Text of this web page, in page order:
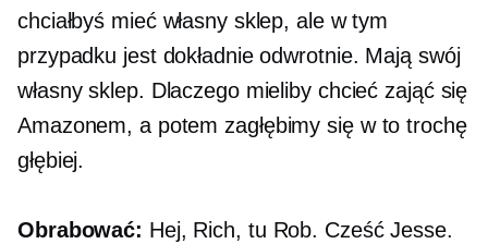
chciałbyś mieć własny sklep, ale w tym
przypadku jest dokładnie odwrotnie. Mają swój
własny sklep. Dlaczego mieliby chcieć zająć się
Amazonem, a potem zagłębimy się w to trochę
głębiej.
Obrabować: Hej, Rich, tu Rob. Cześć Jesse.